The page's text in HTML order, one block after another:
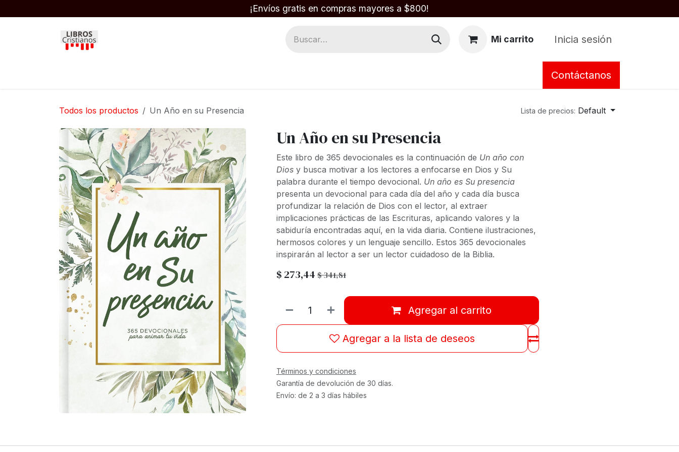
¡Envíos gratis en compras mayores a $800!
Mi carrito Inicia sesión
Contáctanos
Todos los productos Un Año en su Presencia Lista de precios: Default
Un Año en su Presencia
Este libro de 365 devocionales es la continuación de Un año con
Dios y busca motivar a los lectores a enfocarse en Dios y Su
palabra durante el tiempo devocional. Un año es Su presencia
presenta un devocional para cada día del año y cada día busca
profundizar la relación de Dios con el lector, al extraer
implicaciones prácticas de las Escrituras, aplicando valores y la
sabiduría encontradas aquí, en la vida diaria. Contiene ilustraciones,
hermosos colores y un lenguaje sencillo. Estos 365 devocionales
inspirarán al lector a ser un lector cuidadoso de la Biblia.
$ 273,44 $341,81
Agregar al carrito
Agregar a la lista de deseos
Términos y condiciones
Garantía de devolución de 30 días.
Envío: de 2 a 3 días hábiles